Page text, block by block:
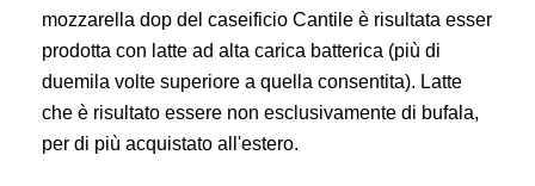
mozzarella dop del caseificio Cantile è risultata esser
prodotta con latte ad alta carica batterica (più di
duemila volte superiore a quella consentita). Latte
che è risultato essere non esclusivamente di bufala,
per di più acquistato all'estero.